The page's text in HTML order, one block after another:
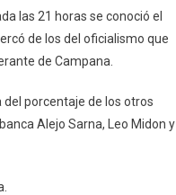
las 21 horas se conoció el
de los del oficialismo que
de Campana.
porcentaje de los otros
Alejo Sarna, Leo Midon y